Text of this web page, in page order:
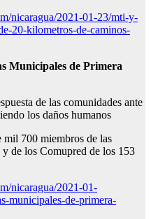
nicaragua/2021-01-23/mti-y-
20-kilometros-de-caminos-
Municipales de Primera
de las comunidades ante
los daños humanos
mil 700 miembros de las
de los Comupred de los 153
nicaragua/2021-01-
municipales-de-primera-